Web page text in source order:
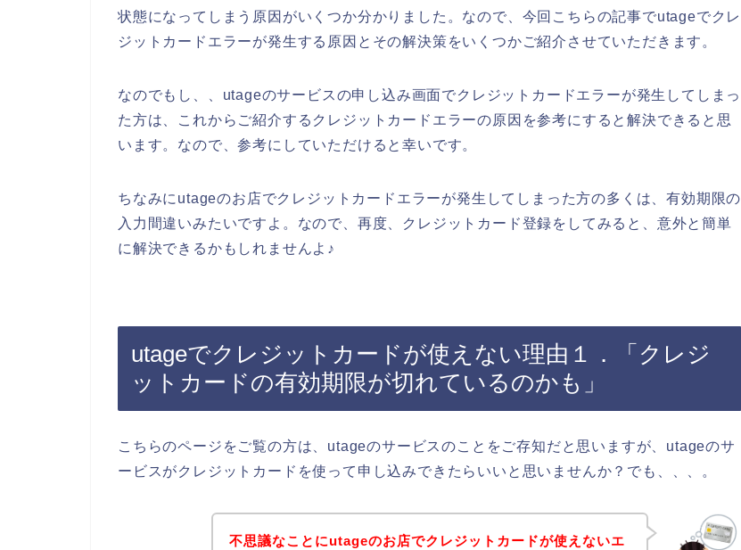
状態になってしまう原因がいくつか分かりました。なので、今回こちらの記事でutageでクレ
ジットカードエラーが発生する原因とその解決策をいくつかご紹介させていただきます。
なのでもし、、utageのサービスの申し込み画面でクレジットカードエラーが発生してしまっ
た方は、これからご紹介するクレジットカードエラーの原因を参考にすると解決できると思
います。なので、参考にしていただけると幸いです。
ちなみにutageのお店でクレジットカードエラーが発生してしまった方の多くは、有効期限の
入力間違いみたいですよ。なので、再度、クレジットカード登録をしてみると、意外と簡単
に解決できるかもしれませんよ♪
utageでクレジットカードが使えない理由１．「クレジ
ットカードの有効期限が切れているのかも」
こちらのページをご覧の方は、utageのサービスのことをご存知だと思いますが、utageのサ
ービスがクレジットカードを使って申し込みできたらいいと思いませんか？でも、、、。
不思議なことにutageのお店でクレジットカードが使えないエ